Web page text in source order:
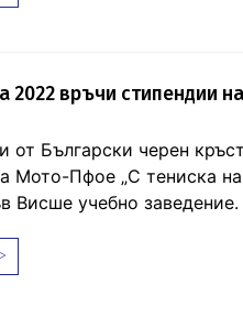
2022 връчи стипендии
от Български черен
Мото-Пфое „С тениска
Висше учебно заведение.